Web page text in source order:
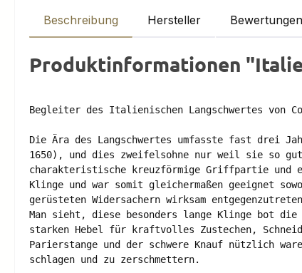
Beschreibung Hersteller Bewertungen
Produktinformationen
Begleiter des Italienischen Langschwertes von
Die Ära des Langschwertes umfasste fast drei
1650), und dies zweifelsohne nur weil sie so
charakteristische kreuzförmige Griffpartie und
Klinge und war somit gleichermaßen geeignet
gerüsteten Widersachern wirksam
Man sieht, diese besonders lange Klinge bot die
starken Hebel für kraftvolles Zustechen,
Parierstange und der schwere Knauf nützlich
schlagen und zu zerschmettern.